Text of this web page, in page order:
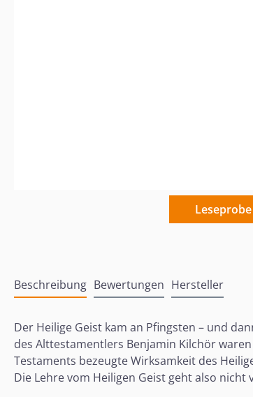
Beschreibung Bewertungen Hersteller
Der Heilige Geist kam an Pfingsten – und
des Alttestamentlers Benjamin Kilchör
Testaments bezeugte Wirksamkeit des
Die Lehre vom Heiligen Geist geht also